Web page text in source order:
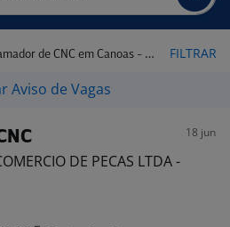
de CNC em Canoas - RS FILTRAR
Aviso de Vagas
18 jun
DE PECAS LTDA -